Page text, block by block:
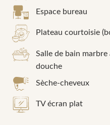
Espace bureau
Plateau courtoisie
Salle de bain
douche
Sèche-cheveux
TV écran plat